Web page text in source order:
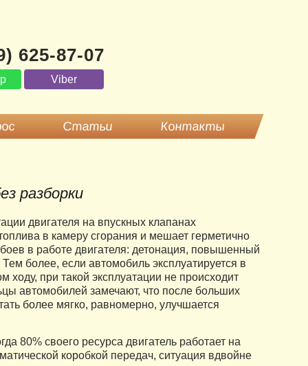
625-87-07
Viber
Статьи Контакты
разборки
двигателя на впускных клапанах
в камеру сгорания и мешает герметично
в работе двигателя: детонация, повышенный
более, если автомобиль эксплуатируется в
ходу, при такой эксплуатации не происходит
автомобилей замечают, что после больших
более мягко, равномерно, улучшается
80% своего ресурса двигатель работает на
коробкой передач, ситуация вдвойне